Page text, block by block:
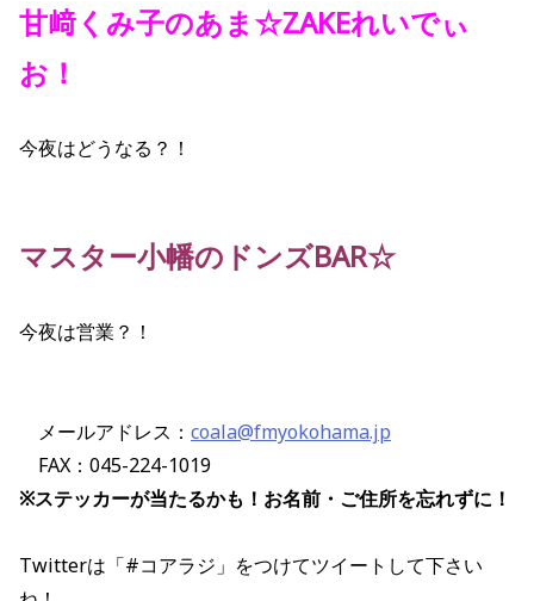
甘﨑くみ子のあま☆ZAKEれいでぃ
お！
今夜はどうなる？！
マスター小幡のドンズBAR☆
今夜は営業？！
メールアドレス： coala@fmyokohama.jp
FAX：045-224-1019
※ステッカーが当たるかも！お名前・ご住所を忘れずに！
Twitterは「#コアラジ」をつけてツイートして下さい